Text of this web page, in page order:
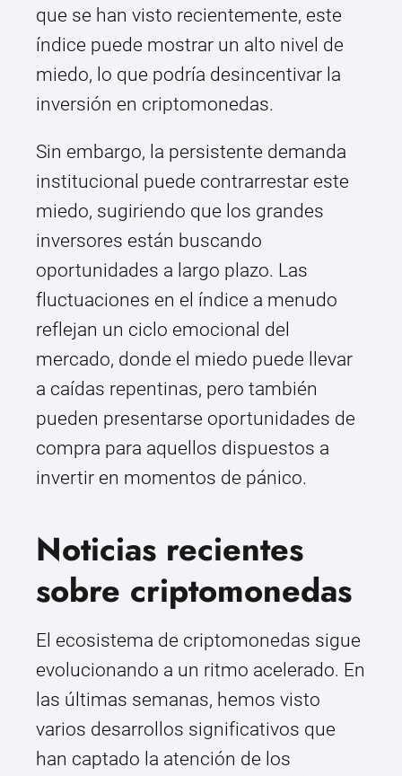
que se han visto recientemente, este
índice puede mostrar un alto nivel de
miedo, lo que podría desincentivar la
inversión en criptomonedas.
Sin embargo, la persistente demanda
institucional puede contrarrestar este
miedo, sugiriendo que los grandes
inversores están buscando
oportunidades a largo plazo. Las
fluctuaciones en el índice a menudo
reflejan un ciclo emocional del
mercado, donde el miedo puede llevar
a caídas repentinas, pero también
pueden presentarse oportunidades de
compra para aquellos dispuestos a
invertir en momentos de pánico.
Noticias recientes
sobre criptomonedas
El ecosistema de criptomonedas sigue
evolucionando a un ritmo acelerado. En
las últimas semanas, hemos visto
varios desarrollos significativos que
han captado la atención de los